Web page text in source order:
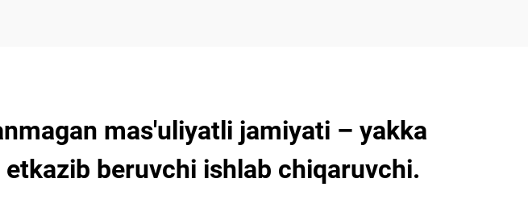
mas'uliyatli jamiyati – yakka
beruvchi ishlab chiqaruvchi.